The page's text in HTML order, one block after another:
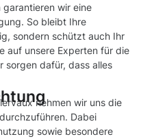
wir eine
So bleibt Ihre
sondern schützt auch Ihr
auf unsere Experten für die
sorgen dafür, dass alles
nehmen wir uns die
Dabei
sowie besondere